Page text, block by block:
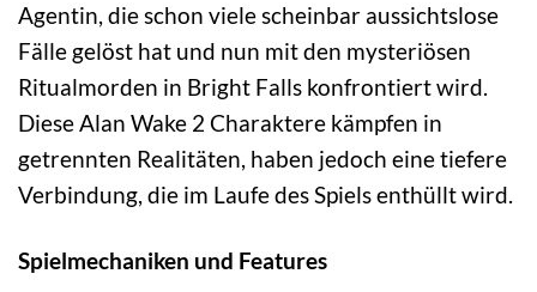
Agentin, die schon viele scheinbar aussichtslose
Fälle gelöst hat und nun mit den mysteriösen
Ritualmorden in Bright Falls konfrontiert wird.
Diese Alan Wake 2 Charaktere kämpfen in
getrennten Realitäten, haben jedoch eine tiefere
Verbindung, die im Laufe des Spiels enthüllt wird.
Spielmechaniken und Features